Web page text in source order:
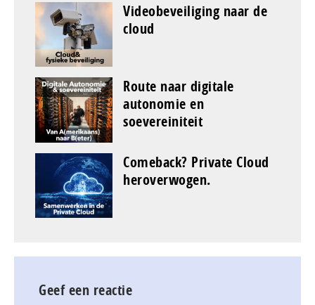
Videobeveiliging naar de
cloud
Route naar digitale
autonomie en
soevereiniteit
Comeback? Private Cloud
heroverwogen.
Geef een reactie